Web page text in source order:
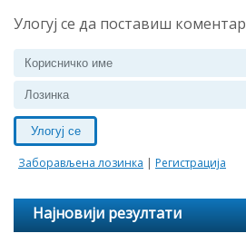
Улогуј се да поставиш коментар
Улогуј се
Заборављена лозинка Регистрација
Најновији резултати